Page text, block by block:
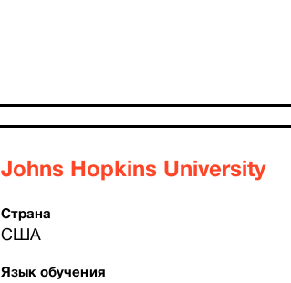
Johns Hopkins University
Страна
США
Язык обучения